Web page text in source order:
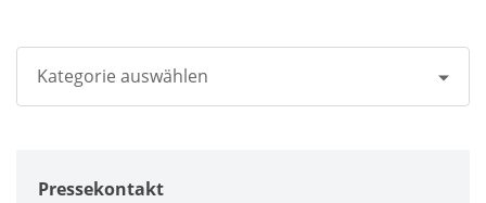
Kategorie auswählen
Unternehmen
Pressekontakt